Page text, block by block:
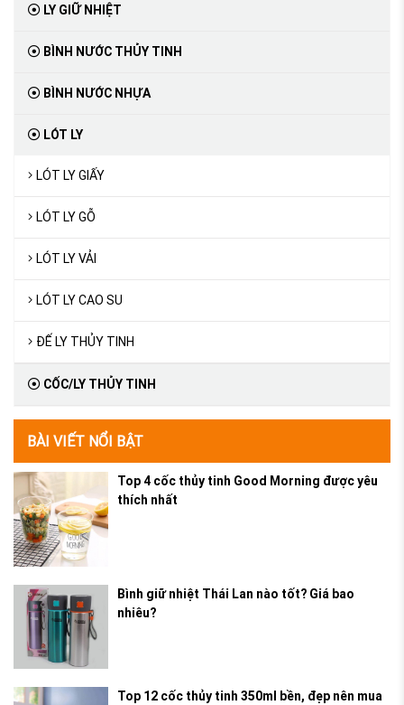
LY GIỮ NHIỆT
BÌNH NƯỚC THỦY TINH
BÌNH NƯỚC NHỰA
LÓT LY
LÓT LY GIẤY
LÓT LY GỖ
LÓT LY VẢI
LÓT LY CAO SU
ĐẾ LY THỦY TINH
CỐC/LY THỦY TINH
BÀI VIẾT NỔI BẬT
Top 4 cốc thủy tinh Good Morning được yêu
thích nhất
Bình giữ nhiệt Thái Lan nào tốt? Giá bao
nhiêu?
Top 12 cốc thủy tinh 350ml bền, đẹp nên mua